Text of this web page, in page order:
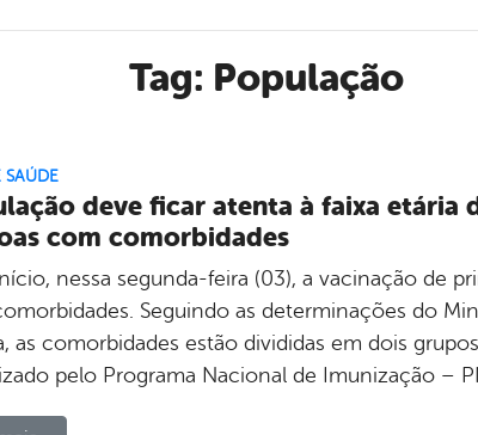
Tag: População
SAÚDE
deve ficar atenta à faixa etária
com comorbidades
nessa segunda-feira (03), a vacinação de
Seguindo as determinações do
as comorbidades estão divididas em dois
pelo Programa Nacional de Imunização –